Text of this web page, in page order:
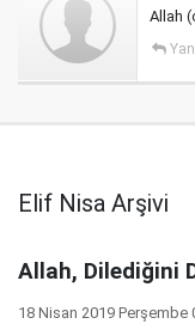
Allah
Elif Nisa Arşivi
Allah, Dilediğini
18 Nisan 2019 Perşembe